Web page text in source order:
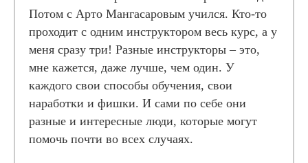
Потом с Арто Мангасаровым учился. Кто-то
проходит с одним инструктором весь курс, а у
меня сразу три! Разные инструкторы – это,
мне кажется, даже лучше, чем один. У
каждого свои способы обучения, свои
наработки и фишки. И сами по себе они
разные и интересные люди, которые могут
помочь почти во всех случаях.